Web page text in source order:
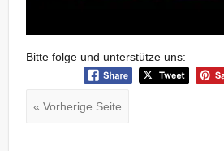
Bitte folge und unterstütze uns:
« Vorherige Seite